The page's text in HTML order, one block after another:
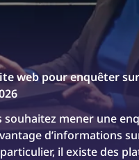
web pour enquêter
souhaitez mener une
d’informations
il existe des